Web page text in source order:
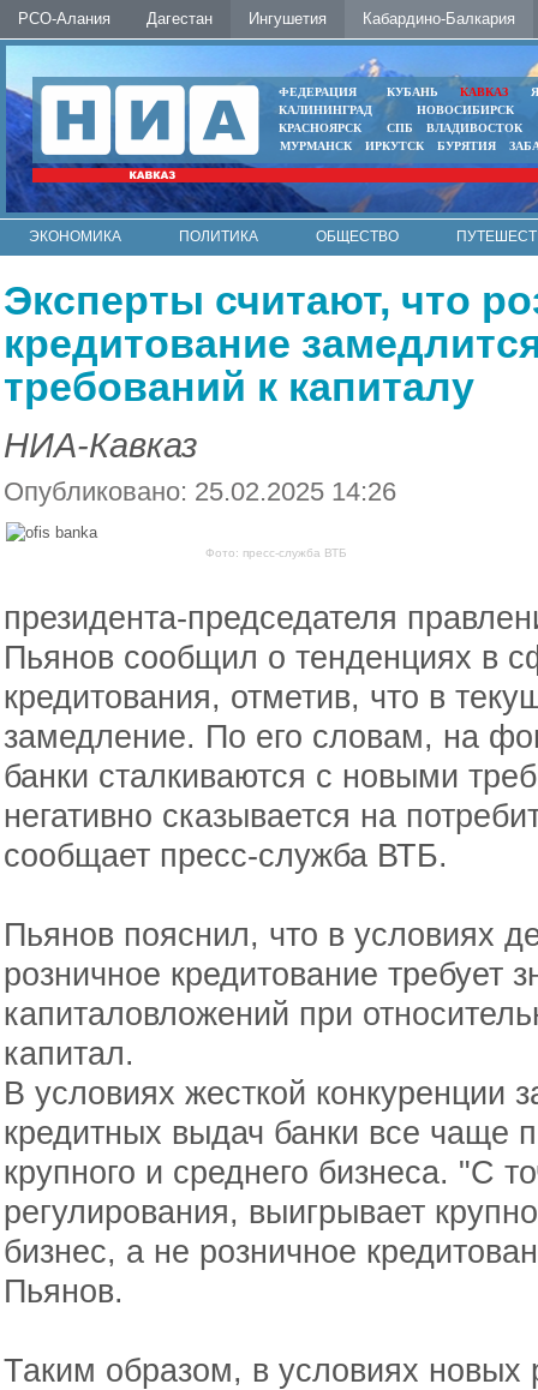
РСО-Алания Дагестан Ингушетия Кабардино-Балкария
ФЕДЕРАЦИЯ КУБАНЬ КАВКАЗ
КАЛИНИНГРАД
НОВОСИБИРСК
КРАСНОЯРСК
СПБ
ВЛАДИВОСТОК
МУРМАНСК
ИРКУТСК БУРЯТИЯ
ЭКОНОМИКА ПОЛИТИКА ОБЩЕСТВО
Эксперты считают, что
кредитование
требований к капиталу
НИА-Кавказ
Опубликовано: 25.02.2025 14:26
Фото: пресс-служба ВТБ
президента-председателя
Пьянов сообщил о тенденциях в
кредитования, отметив, что в
замедление. По его словам, на
банки сталкиваются с новыми
негативно сказывается на
сообщает пресс-служба ВТБ.
Пьянов пояснил, что в условиях
розничное кредитование требует
капиталовложений при
капитал.
В условиях жесткой конкуренции
кредитных выдач банки все чаще
крупного и среднего бизнеса. "С
регулирования, выигрывает
бизнес, а не розничное
Пьянов.
Таким образом, в условиях новых